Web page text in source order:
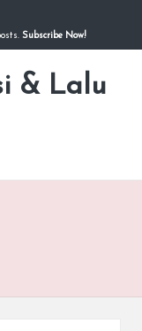
Subscribe Now!
& Lalu